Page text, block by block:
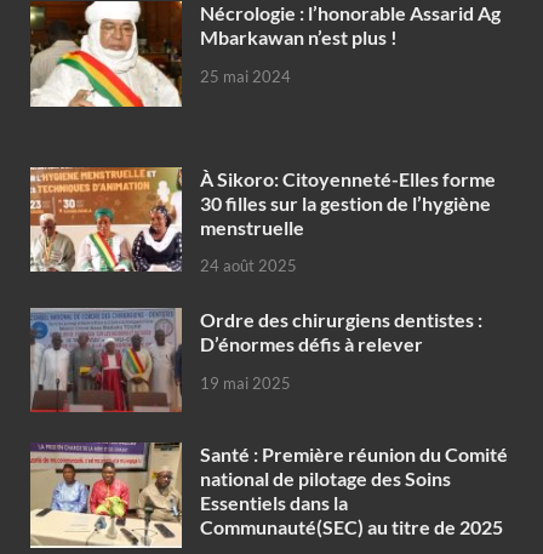
Nécrologie : l’honorable Assarid Ag
Mbarkawan n’est plus !
25 mai 2024
À Sikoro: Citoyenneté-Elles forme
30 filles sur la gestion de l’hygiène
menstruelle
24 août 2025
Ordre des chirurgiens dentistes :
D’énormes défis à relever
19 mai 2025
Santé : Première réunion du Comité
national de pilotage des Soins
Essentiels dans la
Communauté(SEC) au titre de 2025